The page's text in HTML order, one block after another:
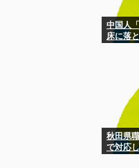
中国人
床に落
秋田県
で対応